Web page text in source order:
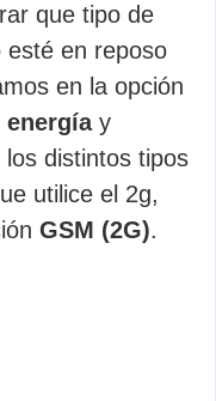
que tipo de
esté en reposo
en la opción
energíay
distintos tipos
utilice el 2g,
GSM (2G).